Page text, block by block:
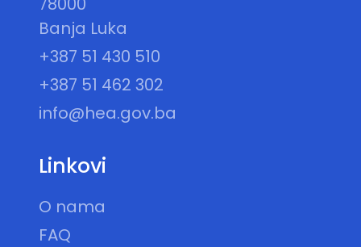
Banja Luka
+387 51 430 510
+387 51 462 302
info@hea.gov.ba
Linkovi
O nama
FAQ